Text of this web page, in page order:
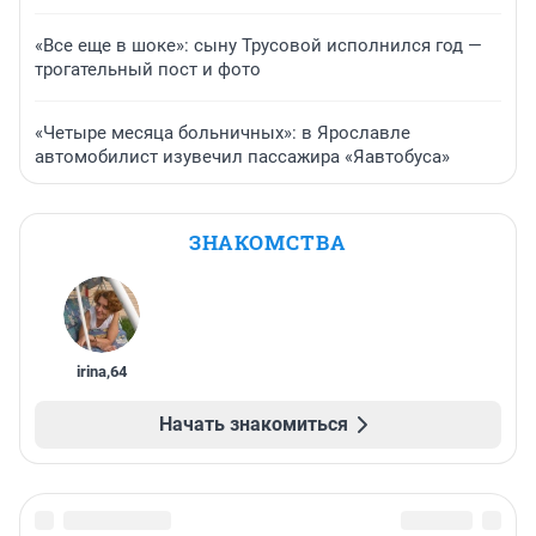
«Все еще в шоке»: сыну Трусовой исполнился год —
трогательный пост и фото
«Четыре месяца больничных»: в Ярославле
автомобилист изувечил пассажира «Яавтобуса»
ЗНАКОМСТВА
irina,64
Начать знакомиться